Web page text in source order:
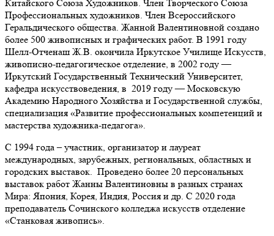
Китайского Союза Художников. Член Творческого Союза
Профессиональных художников. Член Всероссийского
Геральдического общества. Жанной Валентиновной создано
более 500 живописных и графических работ. В 1991 году
Шелл-Отченаш Ж.В. окончила Иркутское Училище Искусств,
живописно-педагогическое отделение, в 2002 году —
Иркутский Государственный Технический Университет,
кафедра искусствоведения, в 2019 году — Московскую
Академию Народного Хозяйства и Государственной службы,
специализация «Развитие профессиональных компетенций и
мастерства художника-педагога».
С 1994 года – участник, организатор и лауреат
международных, зарубежных, региональных, областных и
городских выставок. Проведено более 20 персональных
выставок работ Жанны Валентиновны в разных странах
Мира: Япония, Корея, Индия, Россия и др. С 2020 года
преподаватель Сочинского колледжа искусств отделение
«Станковая живопись».